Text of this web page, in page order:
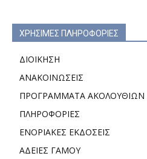
ΧΡΗΣΙΜΕΣ ΠΛΗΡΟΦΟΡΙΕΣ
ΔΙΟΙΚΗΣΗ
ΑΝΑΚΟΙΝΩΣΕΙΣ
ΠΡΟΓΡΑΜΜΑΤΑ ΑΚΟΛΟΥΘΙΩΝ
ΠΛΗΡΟΦΟΡΙΕΣ
ΕΝΟΡΙΑΚΕΣ ΕΚΔΟΣΕΙΣ
ΑΔΕΙΕΣ ΓΑΜΟΥ